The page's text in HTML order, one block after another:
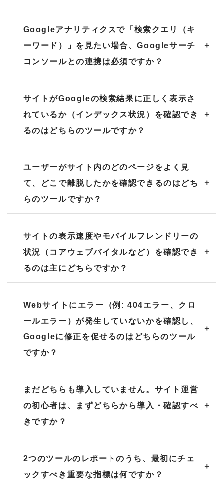
Googleアナリティクスで「検索クエリ（キ
ーワード）」を見たい場合、Googleサーチ
コンソールとの連携は必須ですか？
サイトがGoogleの検索結果に正しく表示さ
れているか（インデックス状況）を確認でき
るのはどちらのツールですか？
ユーザーがサイト内のどのページをよく見
て、どこで離脱したかを確認できるのはどち
らのツールですか？
サイトの表示速度やモバイルフレンドリーの
状況（コアウェブバイタルなど）を確認でき
るのは主にどちらですか？
Webサイトにエラー（例: 404エラー、クロ
ールエラー）が発生していないかを確認し、
Googleに修正を促せるのはどちらのツール
ですか？
まだどちらも導入していません。サイト運営
の初心者は、まずどちらから導入・確認すべ
きですか？
2つのツールのレポートのうち、最初にチェ
ックすべき重要な指標は何ですか？